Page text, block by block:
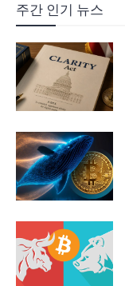
주간 인기 뉴스